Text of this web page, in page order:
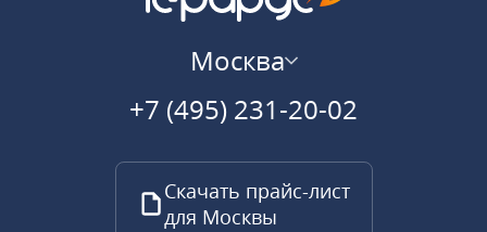
Москва
+7 (495) 231-20-02
Скачать прайс-лист
для Москвы